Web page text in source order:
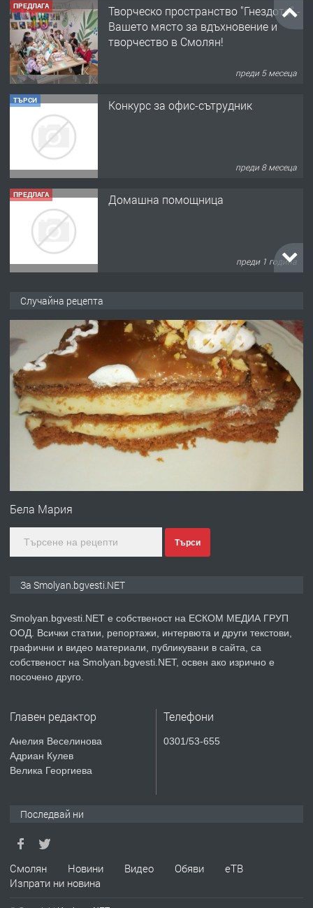
ПРЕДЛАГА
Творческо пространство "Гнездото" -
Вашето място за вдъхновение и
творчество в Смолян!
преди 5 месеца
ТЪРСИ Конкурс за офис-сътрудник
преди 8 месеца
ПРЕДЛАГА Домашна помощница
преди 1 година
преди 2 години
ПРЕДЛАГА
УДЪЛЖАВАНЕ НА ЧОВЕШКИЯТ
ЖИВОТ И ПОДОБРЯВАНЕ НА
НЕГОВОТО КАЧЕСТВО
преди 2 години
ПРЕДЛАГА КЪЩА В МАРОНЯ
ТЪРСИ
Случайна рецепта
Бела Мария
Търси
За Smolyan.bgvesti.NET
Smolyan.bgvesti.NET е собственост на ЕСКОМ МЕДИА ГРУП
ООД. Всички статии, репортажи, интервюта и други текстови,
графични и видео материали, публикувани в сайта, са
собственост на Smolyan.bgvesti.NET, освен ако изрично е
посочено друго.
Главен редактор
Анелия Веселинова
Адриан Кулев
Велика Георгиева
Телефони
0301/53-655
Последвай ни
Смолян Новини Видео Обяви
еТВ
Изпрати ни новина